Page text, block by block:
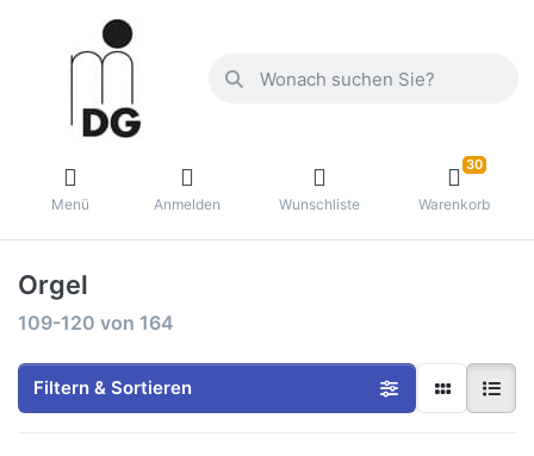
Menü Anmelden Wunschliste
30
Warenkorb
Orgel
109-120 von 164
Filtern & Sortieren